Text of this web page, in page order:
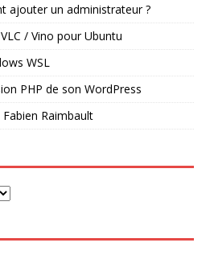
ajouter un administrateur ?
/ Vino pour Ubuntu
WSL
PHP de son WordPress
Raimbault